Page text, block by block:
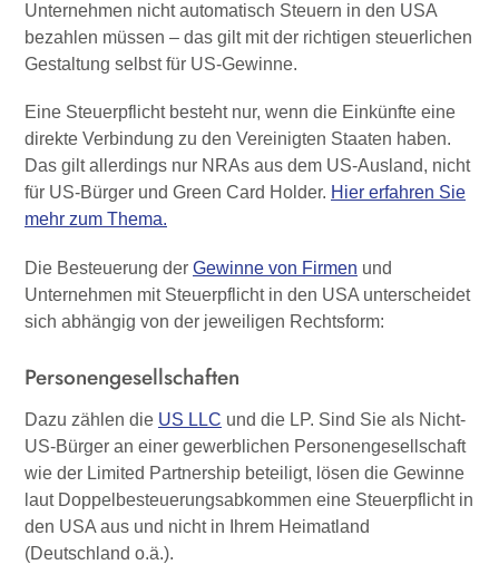
Unternehmen nicht automatisch Steuern in den USA
bezahlen müssen – das gilt mit der richtigen steuerlichen
Gestaltung selbst für US-Gewinne.
Eine Steuerpflicht besteht nur, wenn die Einkünfte eine
direkte Verbindung zu den Vereinigten Staaten haben.
Das gilt allerdings nur NRAs aus dem US-Ausland, nicht
für US-Bürger und Green Card Holder. Hier erfahren Sie
mehr zum Thema.
Die Besteuerung der Gewinne von Firmen und
Unternehmen mit Steuerpflicht in den USA unterscheidet
sich abhängig von der jeweiligen Rechtsform:
Personengesellschaften
Dazu zählen die US LLC und die LP. Sind Sie als Nicht-
US-Bürger an einer gewerblichen Personengesellschaft
wie der Limited Partnership beteiligt, lösen die Gewinne
laut Doppelbesteuerungsabkommen eine Steuerpflicht in
den USA aus und nicht in Ihrem Heimatland
(Deutschland o.ä.).